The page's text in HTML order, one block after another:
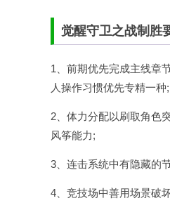
觉醒守卫之战制胜
1、前期优先完成主线章
人操作习惯优先专精一种;
2、体力分配以刷取角色
风筝能力;
3、连击系统中有隐藏的
4、竞技场中善用场景破